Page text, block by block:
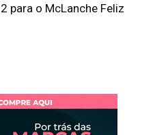
para o McLanche Feliz